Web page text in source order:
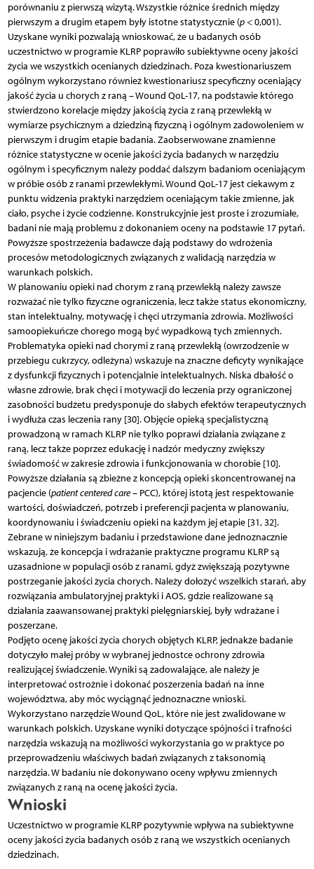
porównaniu z pierwszą wizytą. Wszystkie różnice średnich między
pierwszym a drugim etapem były istotne statystycznie (p< 0,001).
Uzyskane wyniki pozwalają wnioskować, że u badanych osób
uczestnictwo w programie KLRP poprawiło subiektywne oceny jakości
życia we wszystkich ocenianych dziedzinach. Poza kwestionariuszem
ogólnym wykorzystano również kwestionariusz specyficzny oceniający
jakość życia u chorych z raną – Wound QoL-17, na podstawie którego
stwierdzono korelacje między jakością życia z raną przewlekłą w
wymiarze psychicznym a dziedziną fizyczną i ogólnym zadowoleniem w
pierwszym i drugim etapie badania. Zaobserwowane znamienne
różnice statystyczne w ocenie jakości życia badanych w narzędziu
ogólnym i specyficznym należy poddać dalszym badaniom oceniającym
w próbie osób z ranami przewlekłymi. Wound QoL-17 jest ciekawym z
punktu widzenia praktyki narzędziem oceniającym takie zmienne, jak
ciało, psyche i życie codzienne. Konstrukcyjnie jest proste i zrozumiałe,
badani nie mają problemu z dokonaniem oceny na podstawie 17 pytań.
Powyższe spostrzeżenia badawcze dają podstawy do wdrożenia
procesów metodologicznych związanych z walidacją narzędzia w
warunkach polskich.
W planowaniu opieki nad chorym z raną przewlekłą należy zawsze
rozważać nie tylko fizyczne ograniczenia, lecz także status ekonomiczny,
stan intelektualny, motywację i chęci utrzymania zdrowia. Możliwości
samoopiekuńcze chorego mogą być wypadkową tych zmiennych.
Problematyka opieki nad chorymi z raną przewlekłą (owrzodzenie w
przebiegu cukrzycy, odleżyna) wskazuje na znaczne deficyty wynikające
z dysfunkcji fizycznych i potencjalnie intelektualnych. Niska dbałość o
własne zdrowie, brak chęci i motywacji do leczenia przy ograniczonej
zasobności budżetu predysponuje do słabych efektów terapeutycznych
i wydłuża czas leczenia rany [30]. Objęcie opieką specjalistyczną
prowadzoną w ramach KLRP nie tylko poprawi działania związane z
raną, lecz także poprzez edukację i nadzór medyczny zwiększy
świadomość w zakresie zdrowia i funkcjonowania w chorobie [10].
Powyższe działania są zbieżne z koncepcją opieki skoncentrowanej na
pacjencie (patient centered care– PCC), której istotą jest respektowanie
wartości, doświadczeń, potrzeb i preferencji pacjenta w planowaniu,
koordynowaniu i świadczeniu opieki na każdym jej etapie [31, 32].
Zebrane w niniejszym badaniu i przedstawione dane jednoznacznie
wskazują, że koncepcja i wdrażanie praktyczne programu KLRP są
uzasadnione w populacji osób z ranami, gdyż zwiększają pozytywne
postrzeganie jakości życia chorych. Należy dołożyć wszelkich starań, aby
rozwiązania ambulatoryjnej praktyki i AOS, gdzie realizowane są
działania zaawansowanej praktyki pielęgniarskiej, były wdrażane i
poszerzane.
Podjęto ocenę jakości życia chorych objętych KLRP, jednakże badanie
dotyczyło małej próby w wybranej jednostce ochrony zdrowia
realizującej świadczenie. Wyniki są zadowalające, ale należy je
interpretować ostrożnie i dokonać poszerzenia badań na inne
województwa, aby móc wyciągnąć jednoznaczne wnioski.
Wykorzystano narzędzie Wound QoL, które nie jest zwalidowane w
warunkach polskich. Uzyskane wyniki dotyczące spójności i trafności
narzędzia wskazują na możliwości wykorzystania go w praktyce po
przeprowadzeniu właściwych badań związanych z taksonomią
narzędzia. W badaniu nie dokonywano oceny wpływu zmiennych
związanych z raną na ocenę jakości życia.
Wnioski
Uczestnictwo w programie KLRP pozytywnie wpływa na subiektywne
oceny jakości życia badanych osób z raną we wszystkich ocenianych
dziedzinach.